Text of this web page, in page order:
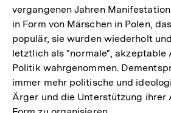
vergangenen Jahren
in Form von Märschen in Polen,
populär, sie wurden wiederholt
letztlich als "normale", akzeptable
Politik wahrgenommen.
immer mehr politische und
Ärger und die Unterstützung ihrer